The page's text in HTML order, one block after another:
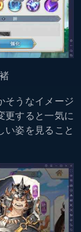
そうなイメージ
更すると一気に
い姿を見ること